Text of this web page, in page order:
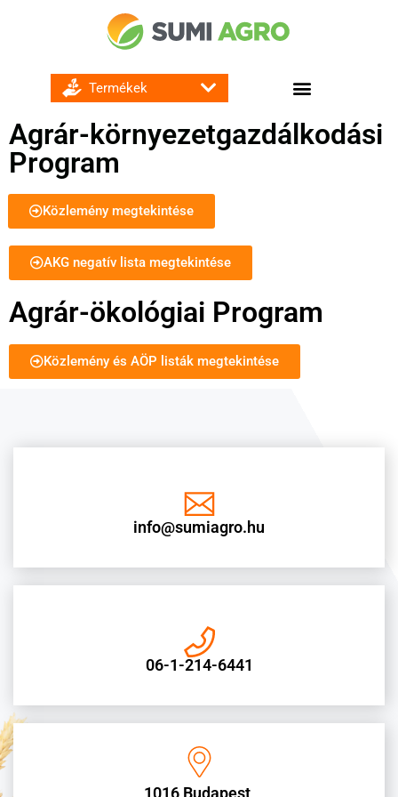
Agrár-környezetgazdálkodási
Program
Közlemény megtekintése
AKG negatív lista megtekintése
Agrár-ökológiai Program
Közlemény és AÖP listák megtekintése
info@sumiagro.hu
06-1-214-6441
1016 Budapest,